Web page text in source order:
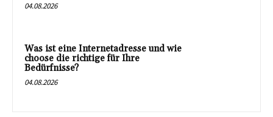
04.08.2026
Was ist eine Internetadresse und wie
choose die richtige für Ihre
Bedürfnisse?
04.08.2026